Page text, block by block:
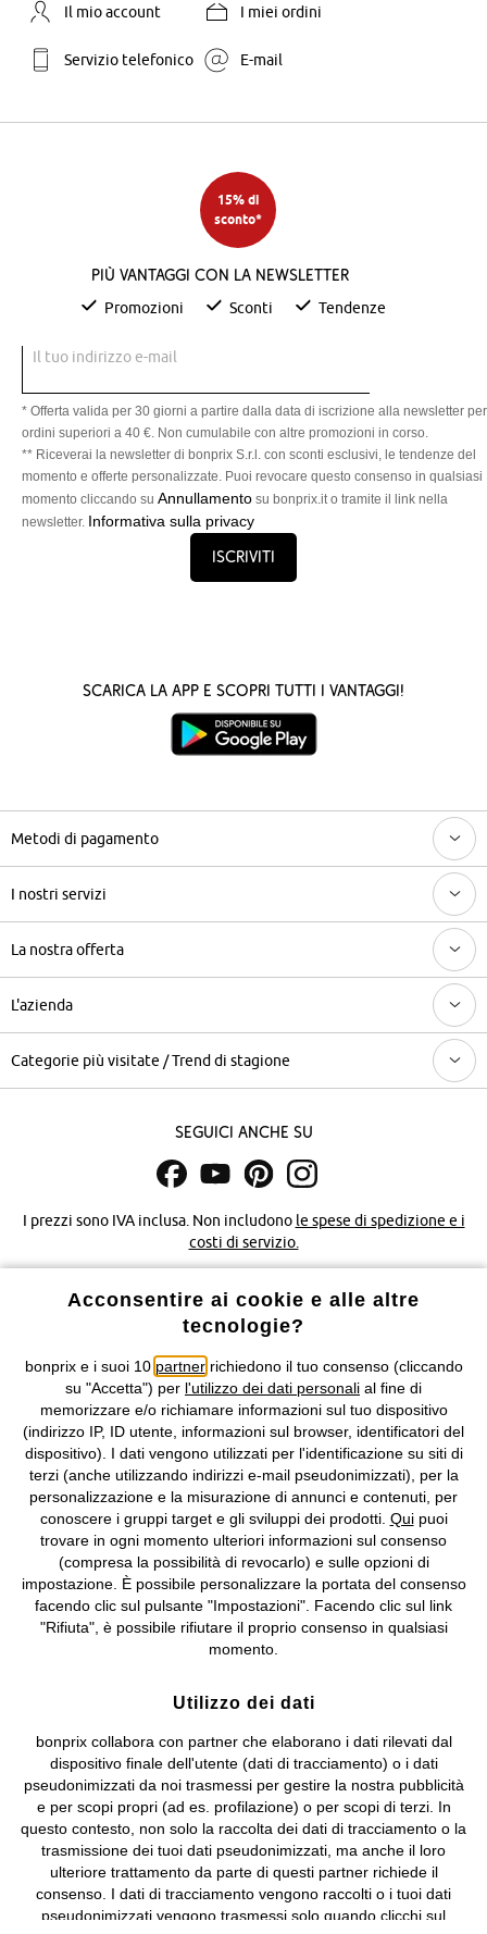
Il mio account I miei ordini
Servizio telefonico E-mail
15% di
sconto*
Più vantaggi con la newsletter
Promozioni Sconti Tendenze
Il tuo indirizzo e-mail
* Offerta valida per 30 giorni a partire dalla data di iscrizione alla newsletter per
ordini superiori a 40 €. Non cumulabile con altre promozioni in corso.
** Riceverai la newsletter di bonprix S.r.l. con sconti esclusivi, le tendenze del
momento e offerte personalizzate. Puoi revocare questo consenso in qualsiasi
momento cliccando su Annullamento su bonprix.it o tramite il link nella
newsletter. Informativa sulla privacy
Iscriviti
Scarica la App e scopri tutti i vantaggi!
Metodi di pagamento
I nostri servizi
La nostra offerta
L'azienda
Categorie più visitate / Trend di stagione
Seguici anche su
I prezzi sono IVA inclusa. Non includono le spese di spedizione e i
costi di servizio.
Condizioni di vendita Accessibilità
Informazioni legali Diritto di recesso
© 2026 bonprix.Tutti i diritti riservati.
bonprix S.r.l. con socio unico, sede legale: via Adua 33 - 13855
Valdengo (BI) C.F. 01510910027 - P.I. 01939830020, Reg. Imprese di
Biella n. 01510910027, R.E.A. BI - 171345, N. Reg. Pile:
IT09060P00000858, N. Reg. AEE: IT08020000002105 Capitale
Sociale: euro 1.000.000 i.v, Società soggetta all'attività di direzione
e coordinamento di bonprix Beteiligungs -Verwaltungsgesellschaft
mbH.
Acconsentire ai cookie e alle altre
tecnologie?
bonprix e i suoi 10 partnerrichiedono il tuo consenso (cliccando
su "Accetta") per l'utilizzo dei dati personali al fine di
memorizzare e/o richiamare informazioni sul tuo dispositivo
(indirizzo IP, ID utente, informazioni sul browser, identificatori del
dispositivo). I dati vengono utilizzati per l'identificazione su siti di
terzi (anche utilizzando indirizzi e-mail pseudonimizzati), per la
personalizzazione e la misurazione di annunci e contenuti, per
conoscere i gruppi target e gli sviluppi dei prodotti. Quipuoi
trovare in ogni momento ulteriori informazioni sul consenso
(compresa la possibilità di revocarlo) e sulle opzioni di
impostazione. È possibile personalizzare la portata del consenso
facendo clic sul pulsante "Impostazioni". Facendo clic sul link
"Rifiuta", è possibile rifiutare il proprio consenso in qualsiasi
momento.
Utilizzo dei dati
bonprix collabora con partner che elaborano i dati rilevati dal
dispositivo finale dell'utente (dati di tracciamento) o i dati
pseudonimizzati da noi trasmessi per gestire la nostra pubblicità
e per scopi propri (ad es. profilazione) o per scopi di terzi. In
questo contesto, non solo la raccolta dei dati di tracciamento o la
trasmissione dei tuoi dati pseudonimizzati, ma anche il loro
ulteriore trattamento da parte di questi partner richiede il
consenso. I dati di tracciamento vengono raccolti o i tuoi dati
pseudonimizzati vengono trasmessi solo quando clicchi sul